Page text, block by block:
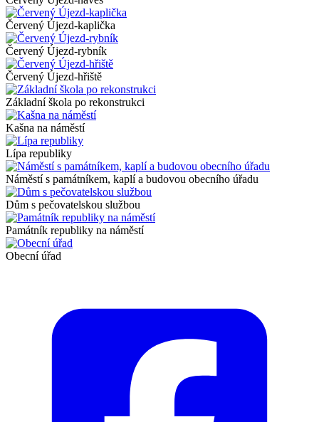
Červený Újezd-kaplička
Červený Újezd-rybník
Červený Újezd-hřiště
Základní škola po rekonstrukci
Kašna na náměstí
Lípa republiky
Náměstí s památníkem, kaplí a budovou obecního úřadu
Dům s pečovatelskou službou
Památník republiky na náměstí
Obecní úřad